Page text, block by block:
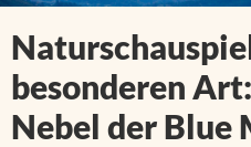
besonderen
Nebel der Blue